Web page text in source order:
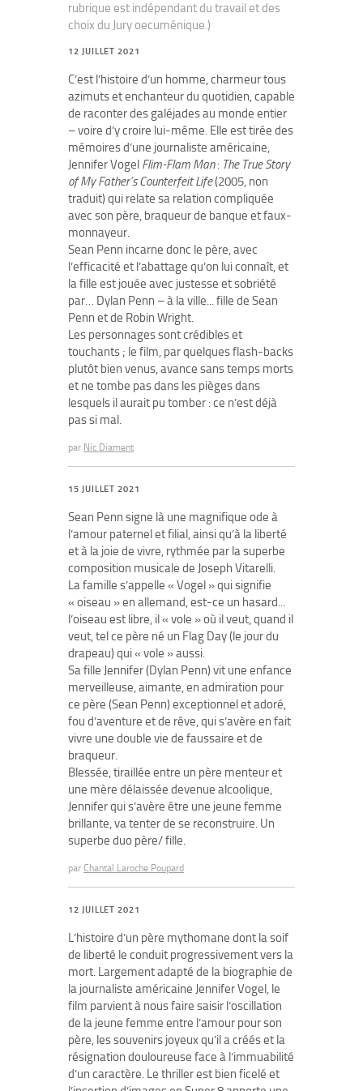
rubrique est indépendant du travail et des
choix du Jury oecuménique.)
12 JUILLET 2021
C’est l’histoire d’un homme, charmeur tous
azimuts et enchanteur du quotidien, capable
de raconter des galéjades au monde entier
– voire d’y croire lui-même. Elle est tirée des
mémoires d’une journaliste américaine,
Jennifer Vogel Flim-Flam Man: The True Story
of My Father’s Counterfeit Life(2005, non
traduit) qui relate sa relation compliquée
avec son père, braqueur de banque et faux-
monnayeur.
Sean Penn incarne donc le père, avec
l’efficacité et l’abattage qu’on lui connaît, et
la fille est jouée avec justesse et sobriété
par… Dylan Penn – à la ville... fille de Sean
Penn et de Robin Wright.
Les personnages sont crédibles et
touchants ; le film, par quelques flash-backs
plutôt bien venus, avance sans temps morts
et ne tombe pas dans les pièges dans
lesquels il aurait pu tomber : ce n’est déjà
pas si mal.
par Nic Diament
15 JUILLET 2021
Sean Penn signe là une magnifique ode à
l’amour paternel et filial, ainsi qu’à la liberté
et à la joie de vivre, rythmée par la superbe
composition musicale de Joseph Vitarelli.
La famille s’appelle « Vogel » qui signifie
« oiseau » en allemand, est-ce un hasard...
l’oiseau est libre, il « vole » où il veut, quand il
veut, tel ce père né un Flag Day (le jour du
drapeau) qui « vole » aussi.
Sa fille Jennifer (Dylan Penn) vit une enfance
merveilleuse, aimante, en admiration pour
ce père (Sean Penn) exceptionnel et adoré,
fou d’aventure et de rêve, qui s’avère en fait
vivre une double vie de faussaire et de
braqueur.
Blessée, tiraillée entre un père menteur et
une mère délaissée devenue alcoolique,
Jennifer qui s’avère être une jeune femme
brillante, va tenter de se reconstruire. Un
superbe duo père/ fille.
par Chantal Laroche Poupard
12 JUILLET 2021
L’histoire d’un père mythomane dont la soif
de liberté le conduit progressivement vers la
mort. Largement adapté de la biographie de
la journaliste américaine Jennifer Vogel, le
film parvient à nous faire saisir l’oscillation
de la jeune femme entre l’amour pour son
père, les souvenirs joyeux qu’il a créés et la
résignation douloureuse face à l’immuabilité
d’un caractère. Le thriller est bien ficelé et